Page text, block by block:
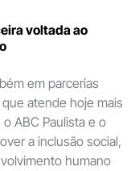
voltada ao
em parcerias
atende hoje mais
ABC Paulista e o
a inclusão social,
humano